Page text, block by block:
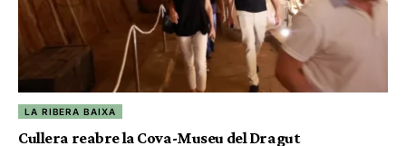
LA RIBERA BAIXA
Cullera reabre la Cova-Museu del Dragut